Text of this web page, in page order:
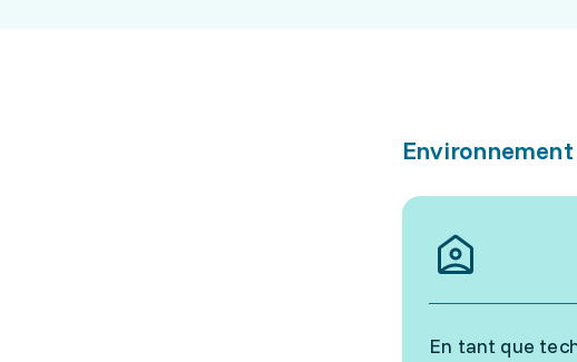
En tant que